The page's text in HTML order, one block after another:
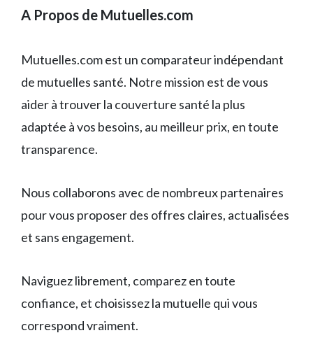
A Propos de Mutuelles.com
Mutuelles.com est un comparateur indépendant
de mutuelles santé. Notre mission est de vous
aider à trouver la couverture santé la plus
adaptée à vos besoins, au meilleur prix, en toute
transparence.
Nous collaborons avec de nombreux partenaires
pour vous proposer des offres claires, actualisées
et sans engagement.
Naviguez librement, comparez en toute
confiance, et choisissez la mutuelle qui vous
correspond vraiment.